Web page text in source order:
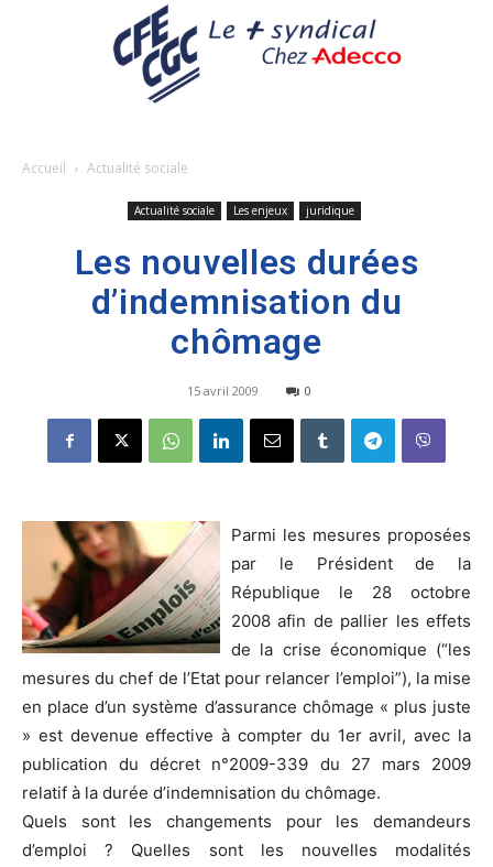
Accueil Actualité sociale
Actualité sociale Les enjeux juridique
Les nouvelles durées
d’indemnisation du
chômage
15 avril 2009 0
Parmi les mesures proposées
par le Président de la
République le 28 octobre
2008 afin de pallier les effets
de la crise économique (“les
mesures du chef de l’Etat pour relancer l’emploi”), la mise
en place d’un système d’assurance chômage « plus juste
» est devenue effective à compter du 1er avril, avec la
publication du décret n°2009-339 du 27 mars 2009
relatif à la durée d’indemnisation du chômage.
Quels sont les changements pour les demandeurs
d’emploi ? Quelles sont les nouvelles modalités